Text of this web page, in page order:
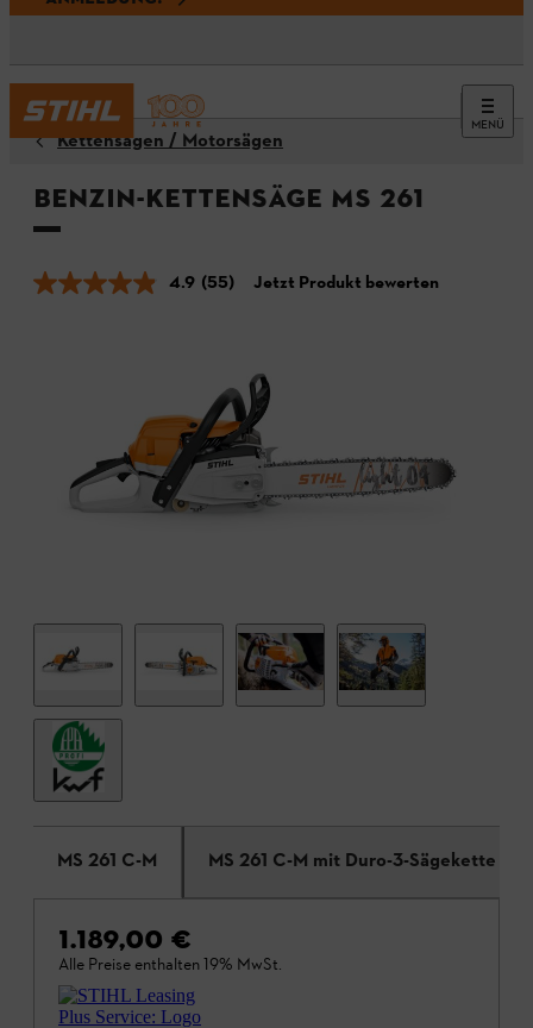
MENÜ
Kettensägen / Motorsägen
Benzin-Kettensäge MS 261
4.9 (55) Jetzt Produkt bewerten
MS 261 C-M MS 261 C-M mit Duro-3-Sägekette
1.189,00 €
Alle Preise enthalten 19% MwSt.